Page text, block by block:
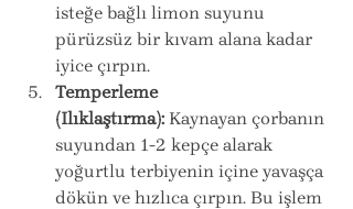
isteğe bağlı limon suyunu
pürüzsüz bir kıvam alana kadar
iyice çırpın.
Temperleme
(Ilıklaştırma): Kaynayan çorbanın
suyundan 1-2 kepçe alarak
yoğurtlu terbiyenin içine yavaşça
dökün ve hızlıca çırpın. Bu işlem